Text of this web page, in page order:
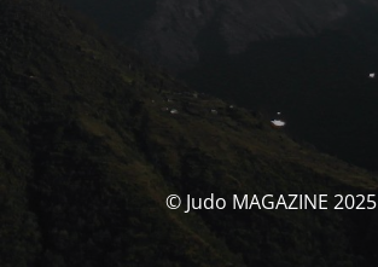
© Judo MAGAZINE 2025